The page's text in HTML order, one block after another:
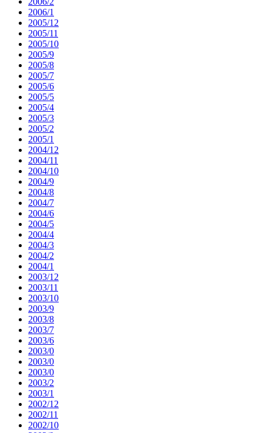
2006/1
2005/12
2005/11
2005/10
2005/9
2005/8
2005/7
2005/6
2005/5
2005/4
2005/3
2005/2
2005/1
2004/12
2004/11
2004/10
2004/9
2004/8
2004/7
2004/6
2004/5
2004/4
2004/3
2004/2
2004/1
2003/12
2003/11
2003/10
2003/9
2003/8
2003/7
2003/6
2003/0
2003/0
2003/0
2003/2
2003/1
2002/12
2002/11
2002/10